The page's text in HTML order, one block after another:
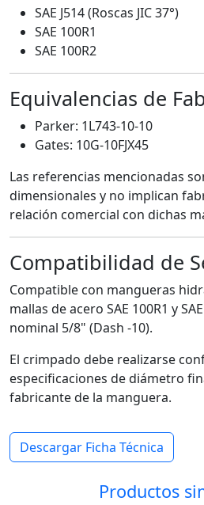
SAE J514 (Roscas JIC 37°)
SAE 100R1
SAE 100R2
Equivalencias de
Parker: 1L743-10-10
Gates: 10G-10FJX45
Las referencias mencionadas
dimensionales y no implican
relación comercial con dichas
Compatibilidad de
Compatible con mangueras
mallas de acero SAE 100R1 y
nominal 5/8" (Dash -10).
El crimpado debe realizarse
especificaciones de diámetro
fabricante de la manguera.
Descargar Ficha Técnica
Productos